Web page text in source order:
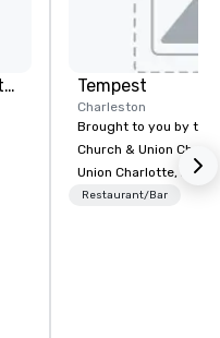
Church and Union Charleston Tempest
Charleston
Brought to you by the
Church & Union
Union Charlotte, La
Church & Union
Restaurant/Bar